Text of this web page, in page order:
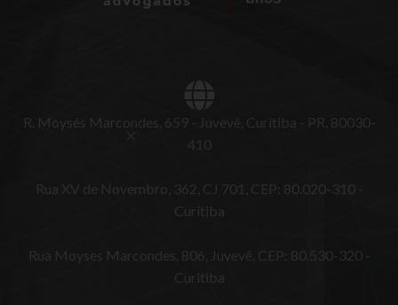
R. Moysés Marcondes, 659 - Juvevê, Curitiba - PR, 80030-
410
Rua XV de Novembro, 362, CJ 701, CEP: 80.020-310 -
Curitiba
Rua Moyses Marcondes, 806, Juvevê, CEP: 80.530-320 -
Curitiba